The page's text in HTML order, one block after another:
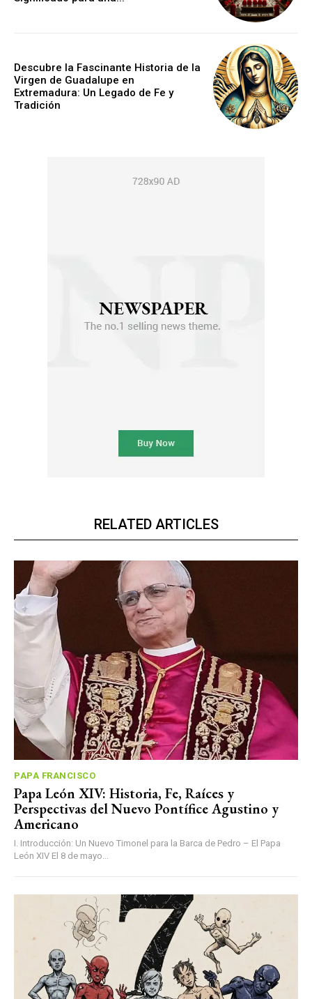
Descubre la Fascinante Historia de la
Virgen de Guadalupe en
Extremadura: Un Legado de Fe y
Tradición
RELATED ARTICLES
PAPA FRANCISCO
Papa León XIV: Historia, Fe, Raíces y
Perspectivas del Nuevo Pontífice Agustino y
Americano
I. Introducción: Un Nuevo Timonel para la Barca de Pedro – El Papa
León XIV El 8 de mayo...